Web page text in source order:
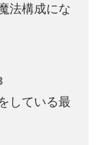
法構成にな
している最